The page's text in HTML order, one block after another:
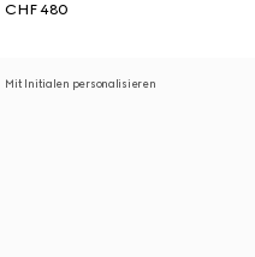
CHF 480
Mit Initialen personalisieren